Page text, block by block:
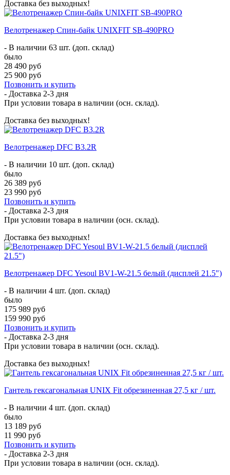
Доставка без выходных!
Велотренажер Спин-байк UNIXFIT SB-490PRO
- В наличии 63 шт. (доп. склад)
было
28 490 руб
25 900 руб
Позвонить и купить
- Доставка 2-3 дня
При условии товара в наличии (осн. склад).
Доставка без выходных!
Велотренажер DFC B3.2R
- В наличии 10 шт. (доп. склад)
было
26 389 руб
23 990 руб
Позвонить и купить
- Доставка 2-3 дня
При условии товара в наличии (осн. склад).
Доставка без выходных!
Велотренажер DFC Yesoul BV1-W-21.5 белый (дисплей 21.5")
- В наличии 4 шт. (доп. склад)
было
175 989 руб
159 990 руб
Позвонить и купить
- Доставка 2-3 дня
При условии товара в наличии (осн. склад).
Доставка без выходных!
Гантель гексагональная UNIX Fit обрезиненная 27,5 кг / шт.
- В наличии 4 шт. (доп. склад)
было
13 189 руб
11 990 руб
Позвонить и купить
- Доставка 2-3 дня
При условии товара в наличии (осн. склад).